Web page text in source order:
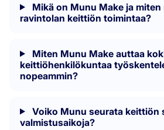
Mikä on Munu Make ja miten
ravintolan keittiön toimintaa?
Miten Munu Make auttaa
keittiöhenkilökuntaa
nopeammin?
Voiko Munu seurata keittiön
valmistusaikoja?